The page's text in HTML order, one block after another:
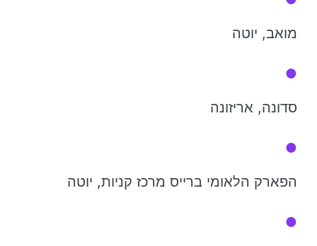
מואב, יוטה
סדונה, אריזונה
הפארק הלאומי ברייס מרכז קניות, יוטה